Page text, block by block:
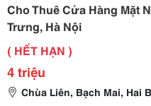
Cho Thuê Cửa Hàng Mặt
Trưng, Hà Nội
( HẾT HẠN )
4 triệu
Chùa Liên, Bạch Mai, Hai